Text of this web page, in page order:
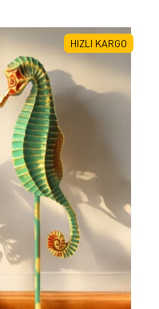
HIZLI KARGO